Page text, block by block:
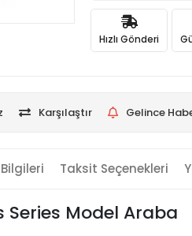
Hızlı Gönderi
Karşılaştır Gelince
Taksit Seçenekleri
Series Model Araba